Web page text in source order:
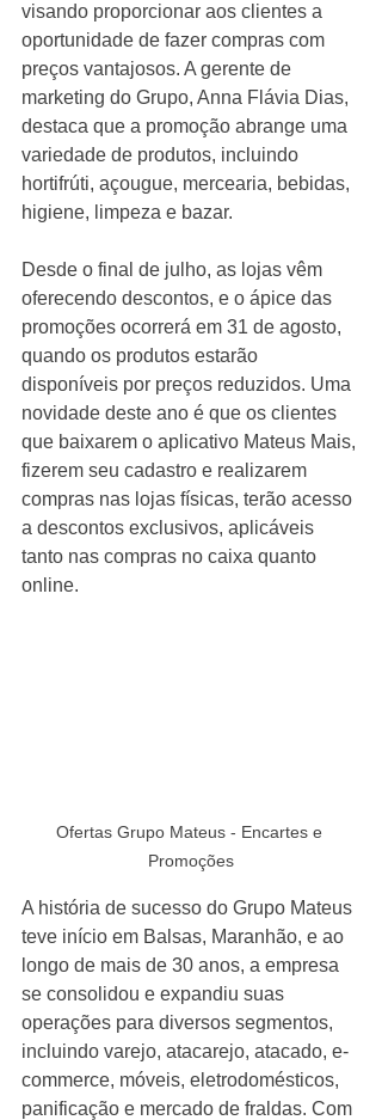
visando proporcionar aos clientes a
oportunidade de fazer compras com
preços vantajosos. A gerente de
marketing do Grupo, Anna Flávia Dias,
destaca que a promoção abrange uma
variedade de produtos, incluindo
hortifrúti, açougue, mercearia, bebidas,
higiene, limpeza e bazar.
Desde o final de julho, as lojas vêm
oferecendo descontos, e o ápice das
promoções ocorrerá em 31 de agosto,
quando os produtos estarão
disponíveis por preços reduzidos. Uma
novidade deste ano é que os clientes
que baixarem o aplicativo Mateus Mais,
fizerem seu cadastro e realizarem
compras nas lojas físicas, terão acesso
a descontos exclusivos, aplicáveis
tanto nas compras no caixa quanto
online.
Ofertas Grupo Mateus - Encartes e
Promoções
A história de sucesso do Grupo Mateus
teve início em Balsas, Maranhão, e ao
longo de mais de 30 anos, a empresa
se consolidou e expandiu suas
operações para diversos segmentos,
incluindo varejo, atacarejo, atacado, e-
commerce, móveis, eletrodomésticos,
panificação e mercado de fraldas. Com